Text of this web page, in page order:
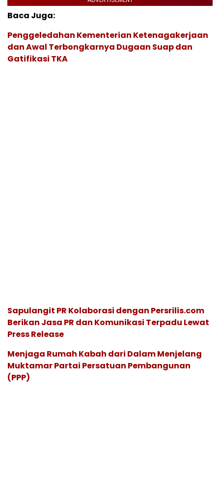
Baca Juga:
Penggeledahan Kementerian Ketenagakerjaan
dan Awal Terbongkarnya Dugaan Suap dan
Gatifikasi TKA
Sapulangit PR Kolaborasi dengan Persrilis.com
Berikan Jasa PR dan Komunikasi Terpadu Lewat
Press Release
Menjaga Rumah Kabah dari Dalam Menjelang
Muktamar Partai Persatuan Pembangunan
(PPP)